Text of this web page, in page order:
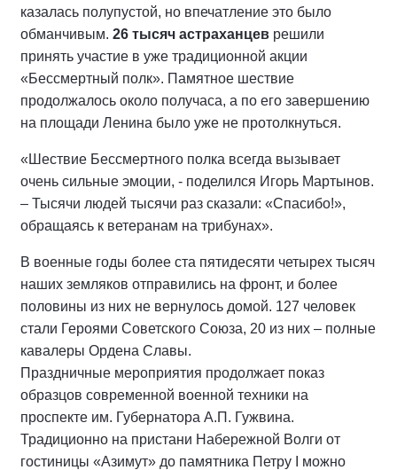
казалась полупустой, но впечатление это было
обманчивым. 26 тысяч астраханцев решили
принять участие в уже традиционной акции
«Бессмертный полк». Памятное шествие
продолжалось около получаса, а по его завершению
на площади Ленина было уже не протолкнуться.
«Шествие Бессмертного полка всегда вызывает
очень сильные эмоции, - поделился Игорь Мартынов.
– Тысячи людей тысячи раз сказали: «Спасибо!»,
обращаясь к ветеранам на трибунах».
В военные годы более ста пятидесяти четырех тысяч
наших земляков отправились на фронт, и более
половины из них не вернулось домой. 127 человек
стали Героями Советского Союза, 20 из них – полные
кавалеры Ордена Славы.
Праздничные мероприятия продолжает показ
образцов современной военной техники на
проспекте им. Губернатора А.П. Гужвина.
Традиционно на пристани Набережной Волги от
гостиницы «Азимут» до памятника Петру I можно